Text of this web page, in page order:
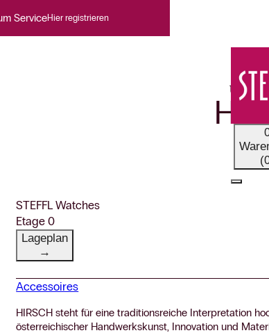
ServiceHier registrieren
UNSERE
STEFFL Watches
Etage 0
Lageplan
→
Accessoires
HIRSCH steht für eine traditionsreiche Interpretation
österreichischer Handwerkskunst, Innovation und